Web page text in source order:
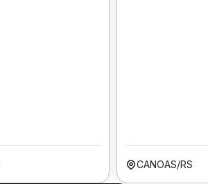
CANOAS/RS